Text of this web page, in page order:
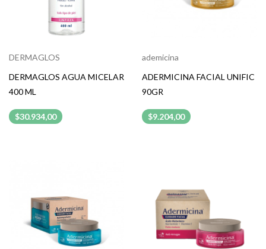
DERMAGLOS
DERMAGLOS AGUA MICELAR
400 ML
$30.934,00
ademicina
ADERMICINA FACIAL UNIFIC
90GR
$9.204,00